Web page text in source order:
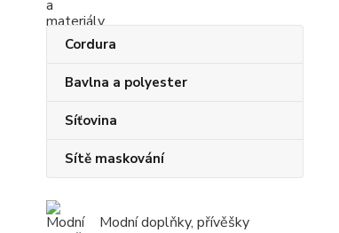
Cordura
Bavlna a polyester
Síťovina
Sítě maskování
Modní doplňky, přívěšky